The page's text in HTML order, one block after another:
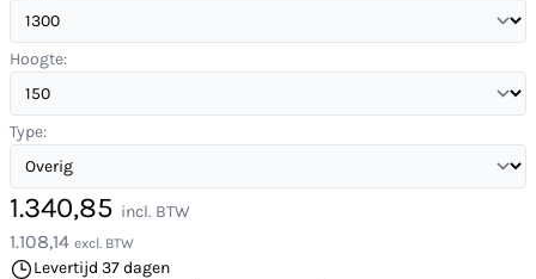
Hoogte:
Type:
1.340,85 incl. BTW
1.108,14 excl. BTW
Levertijd 37 dagen